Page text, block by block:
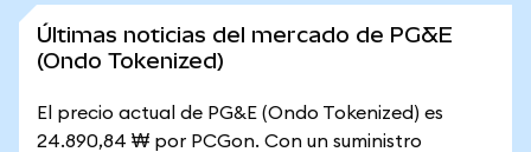
Últimas noticias del mercado de PG&E
(Ondo Tokenized)
El precio actual de PG&E (Ondo Tokenized) es
24.890,84 ₩ por PCGon. Con un suministro